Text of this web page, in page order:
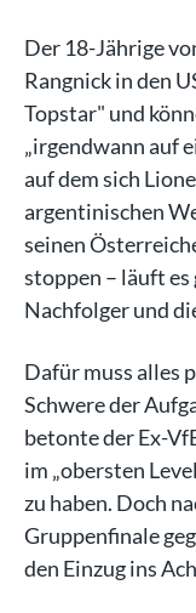
Der 18-Jährige
Rangnick in den
Topstar" und
„irgendwann auf
auf dem sich
argentinischen
seinen
stoppen – läuft es
Nachfolger und
Dafür muss alles
Schwere der
betonte der Ex-
im „obersten
zu haben. Doch
Gruppenfinale
den Einzug ins